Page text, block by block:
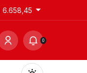
6.658,45
0